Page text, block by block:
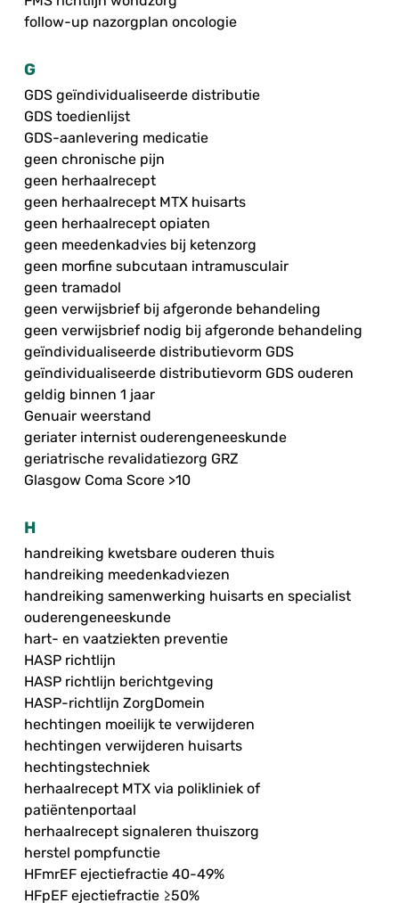
follow-up nazorgplan oncologie
G
GDS geïndividualiseerde distributie
GDS toedienlijst
GDS-aanlevering medicatie
geen chronische pijn
geen herhaalrecept
geen herhaalrecept MTX huisarts
geen herhaalrecept opiaten
geen meedenkadvies bij ketenzorg
geen morfine subcutaan intramusculair
geen tramadol
geen verwijsbrief bij afgeronde behandeling
geen verwijsbrief nodig bij afgeronde behandeling
geïndividualiseerde distributievorm GDS
geïndividualiseerde distributievorm GDS ouderen
geldig binnen 1 jaar
Genuair weerstand
geriater internist ouderengeneeskunde
geriatrische revalidatiezorg GRZ
Glasgow Coma Score >10
H
handreiking kwetsbare ouderen thuis
handreiking meedenkadviezen
handreiking samenwerking huisarts en specialist
ouderengeneeskunde
hart- en vaatziekten preventie
HASP richtlijn
HASP richtlijn berichtgeving
HASP-richtlijn ZorgDomein
hechtingen moeilijk te verwijderen
hechtingen verwijderen huisarts
hechtingstechniek
herhaalrecept MTX via polikliniek of
patiëntenportaal
herhaalrecept signaleren thuiszorg
herstel pompfunctie
HFmrEF ejectiefractie 40-49%
HFpEF ejectiefractie ≥50%